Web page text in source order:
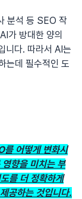
분석 등 SEO 작
가 방대한 양의
니다. 따라서 AI는
는데 필수적인 도
를 어떻게 변화시
향을 미치는 부
를 더 정확하게
공하는 것입니다.